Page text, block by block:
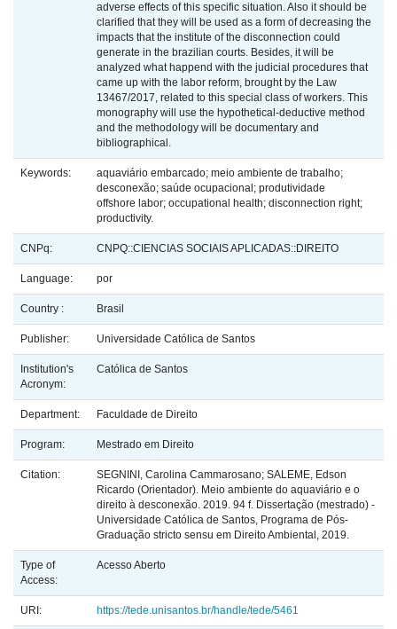
adverse effects of this specific situation. Also it should be
clarified that they will be used as a form of decreasing the
impacts that the institute of the disconnection could
generate in the brazilian courts. Besides, it will be
analyzed what happend with the judicial procedures that
came up with the labor reform, brought by the Law
13467/2017, related to this special class of workers. This
monography will use the hypothetical-deductive method
and the methodology will be documentary and
bibliographical.
Keywords:
aquaviário embarcado; meio ambiente de trabalho;
desconexão; saúde ocupacional; produtividade
offshore labor; occupational health; disconnection right;
productivity.
CNPq: CNPQ::CIENCIAS SOCIAIS APLICADAS::DIREITO
Language: por
Country : Brasil
Publisher: Universidade Católica de Santos
Institution's
Acronym:
Católica de Santos
Department: Faculdade de Direito
Program: Mestrado em Direito
Citation:
SEGNINI, Carolina Cammarosano; SALEME, Edson
Ricardo (Orientador). Meio ambiente do aquaviário e o
direito à desconexão. 2019. 94 f. Dissertação (mestrado) -
Universidade Católica de Santos, Programa de Pós-
Graduação stricto sensu em Direito Ambiental, 2019.
Type of
Access:
Acesso Aberto
URI: https://tede.unisantos.br/handle/tede/5461